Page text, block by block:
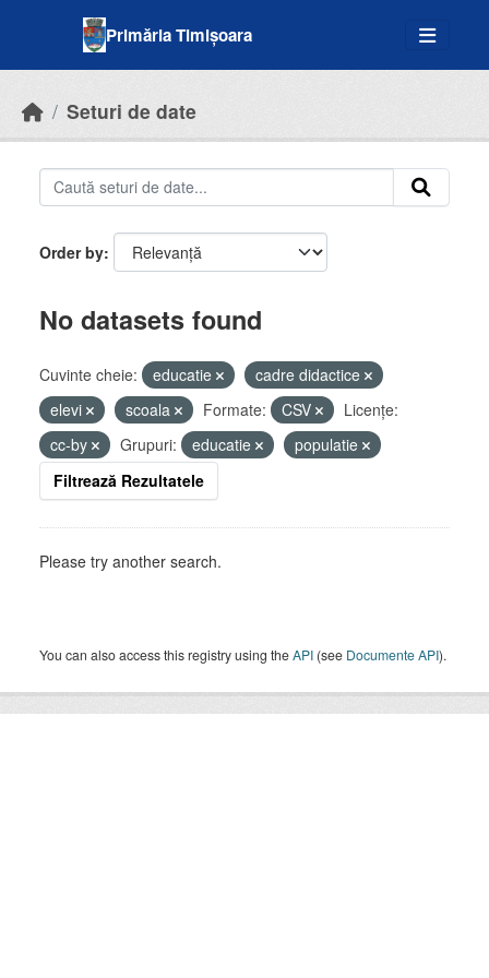
Primăria Timișoara
Seturi de date
Order by
No datasets found
Cuvinte cheie: educatie
cadre didactice
elevi
scoala Formate: CSV
Licenţe:
cc-by
Grupuri: educatie
populatie
Filtrează Rezultatele
Please try another search.
You can also access this registry using theAPI (see Documente API).